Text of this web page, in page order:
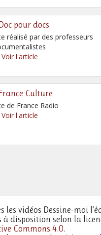
Doc pour docs
réalisé par des professeurs
Voir l'article
France Culture
de France Radio
Voir l'article
les vidéos Dessine-moi
à disposition selon la
Commons 4.0.